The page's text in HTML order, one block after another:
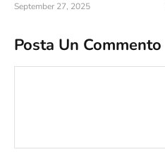
September 27, 2025
Posta Un Commento